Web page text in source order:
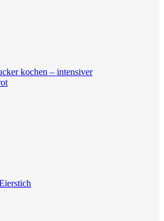
kochen – intensiver